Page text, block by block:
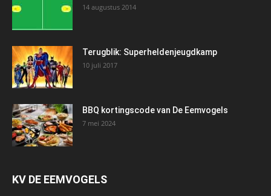
14 augustus 2014
Terugblik: Superheldenjeugdkamp
10 juli 2017
BBQ kortingscode van De Eemvogels
7 mei 2024
KV DE EEMVOGELS